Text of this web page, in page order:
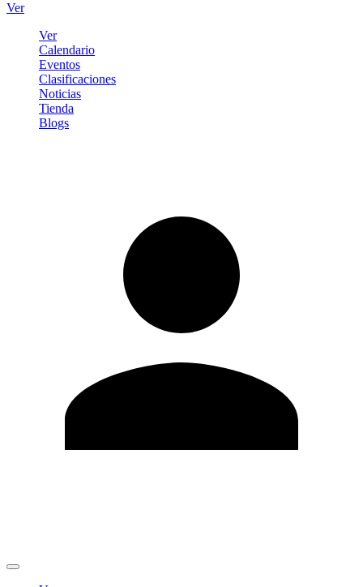
Ver
Ver
Calendario
Eventos
Clasificaciones
Noticias
Tienda
Blogs